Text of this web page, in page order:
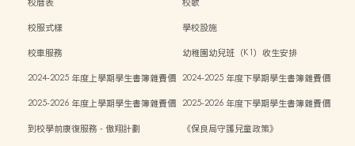
校服式樣
學校設施
校車服務
幼稚園幼兒班（K1）收生安排
2024-2025 年度上學期學生書簿雜費價 2024-2025 年度下學期學生書簿雜費價
2025-2026 年度上學期學生書簿雜費價 2025-2026 年度下學期學生書簿雜費價
到校學前康復服務 - 傲翔計劃
《保良局守護兒童政策》